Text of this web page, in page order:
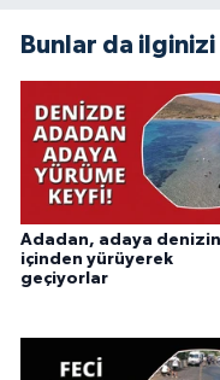
Bunlar da
Adadan, adaya denizin
içinden yürüyerek
geçiyorlar